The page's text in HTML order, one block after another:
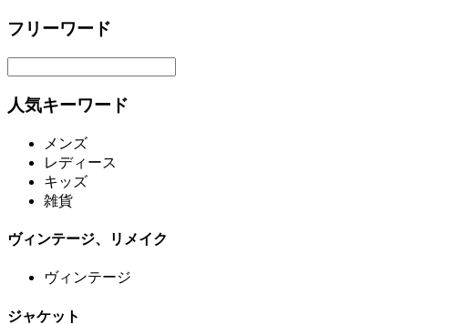
フリーワード
人気キーワード
メンズ
レディース
キッズ
雑貨
ヴィンテージ、リメイク
ヴィンテージ
ジャケット